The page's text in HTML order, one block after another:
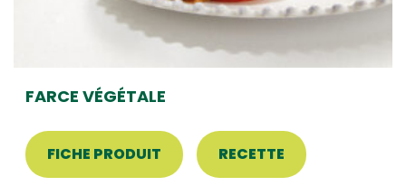
FARCE VÉGÉTALE
FICHE PRODUIT RECETTE